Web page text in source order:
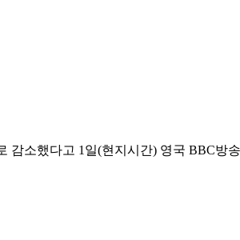
감소했다고 1일(현지시간) 영국 BBC방